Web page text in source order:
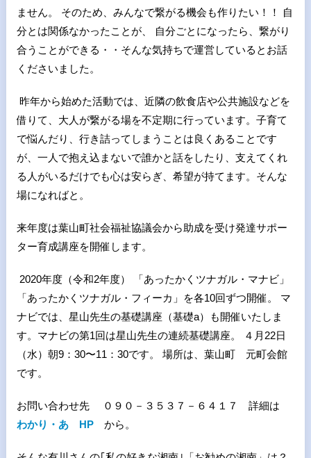
ません。 そのため、みんなで繋がる機会も作りたい！！ 自
分とは関係なかったことが、 自分ごとになったら、繋がり
合うことができる・・そんな気持ちで運営しているとお話
くださいました。
昨年から始めた活動では、近隣の飲食店や公共施設などを
借りて、大人が繋がる場を不定期に行っています。子育て
で悩んだり、行き詰ってしまうことは良くあることです
が、一人で抱え込まないで誰かと話をしたり、支えてくれ
る人がいるだけでも心は安らぎ、希望が持てます。そんな
場になればと。
来年度は葉山町社会福祉協議会から助成を受け発達サポー
ター育成講座を開催します。
2020年度（令和2年度） 「あったかくツナガル・マナビ」
「あったかくツナガル・フィーカ」を各10回ずつ開催。 マ
ナビでは、星山先生の基礎講座（基礎a）も開催いたしま
す。マナビの第1回は星山先生の連続基礎講座。 ４月22日
（水）朝9：30〜11：30です。 場所は、葉山町 元町会館
です。 ︎
お問い合わせ先 ０９０－３５３７－６４１７ 詳細は
わかり・あ HP から。